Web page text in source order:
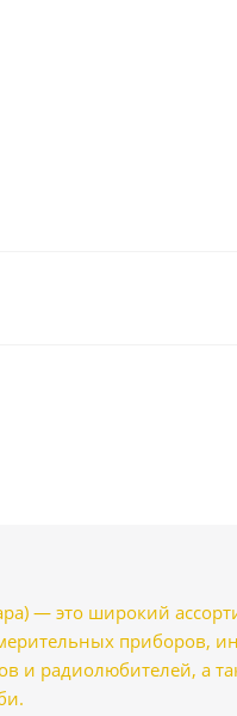
— это широкий
приборов,
и радиолюбителей, а